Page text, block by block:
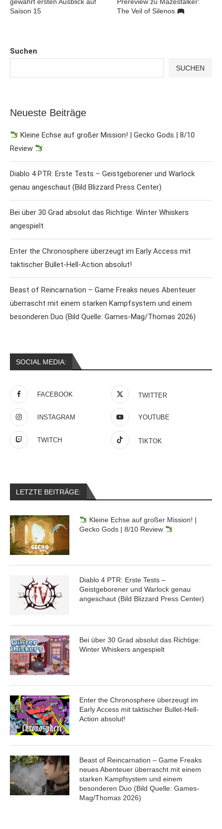
Suchen
SUCHEN
Neueste Beiträge
Kleine Echse auf großer Mission! | Gecko Gods | 8/10
Review
Diablo 4 PTR: Erste Tests – Geistgeborener und Warlock
genau angeschaut (Bild Blizzard Press Center)
Bei über 30 Grad absolut das Richtige: Winter Whiskers
angespielt
Enter the Chronosphere überzeugt im Early Access mit
taktischer Bullet-Hell-Action absolut!
Beast of Reincarnation – Game Freaks neues Abenteuer
überrascht mit einem starken Kampfsystem und einem
besonderen Duo (Bild Quelle: Games-Mag/Thomas 2026)
SOCIAL MEDIA:
FACEBOOK TWITTER
INSTAGRAM YOUTUBE
TWITCH TIKTOK
LETZTE BEITRÄGE:
Kleine Echse auf großer Mission! |
Gecko Gods | 8/10 Review
Diablo 4 PTR: Erste Tests –
Geistgeborener und Warlock genau
angeschaut (Bild Blizzard Press Center)
Bei über 30 Grad absolut das Richtige:
Winter Whiskers angespielt
Enter the Chronosphere überzeugt im
Early Access mit taktischer Bullet-Hell-
Action absolut!
Beast of Reincarnation – Game Freaks
neues Abenteuer überrascht mit einem
starken Kampfsystem und einem
besonderen Duo (Bild Quelle: Games-
Mag/Thomas 2026)
gewährt ersten Ausblick auf
Saison 15
Prereview zu Mazestalker:
The Veil of Silenos